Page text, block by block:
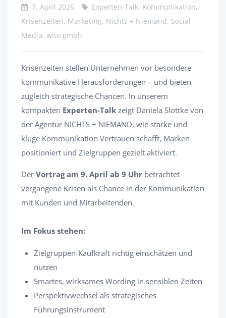
7. April 2026
Experten-Talk, Kommunikation,
Krisenzeiten, Marketing, Nichts + Niemand, Social
Media, wito gmbh
Krisenzeiten stellen Unternehmen vor besondere
kommunikative Herausforderungen – und bieten
zugleich strategische Chancen. In unserem
kompakten Experten-Talk zeigt Daniela Slottke von
der Agentur NICHTS + NIEMAND, wie starke und
kluge Kommunikation Vertrauen schafft, Marken
positioniert und Zielgruppen gezielt aktiviert.
Der Vortrag am 9. April ab 9 Uhr betrachtet
vergangene Krisen als Chance in der Kommunikation
mit Kunden und Mitarbeitenden.
Im Fokus stehen:
Zielgruppen-Kaufkraft richtig einschätzen und
nutzen
Smartes, wirksames Wording in sensiblen Zeiten
Perspektivwechsel als strategisches
Führungsinstrument